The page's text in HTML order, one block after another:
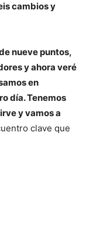
cambios y
nueve puntos,
y ahora veré
en
día. Tenemos
y vamos a
clave que